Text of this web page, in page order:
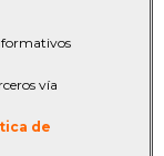
vía
de